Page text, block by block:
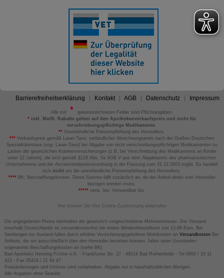
Barrierefreiheitserklärung Kontakt AGB Datenschutz Impressum
Alle mit
gekennzeichneten Felder sind Pflichtangaben.
*inkl. MwSt. Rabatte gelten auf den Apothekenverkaufspreis und nicht für
verschreibungspflichtige Medikamente.
** Unverbindliche Preisempfehlung des Herstellers.
*** Verkaufspreis gemäß Lauer-Taxe; verbindlicher Abrechnungspreis nach der Großen Deutschen
Spezialitätentaxe (sog. Lauer-Taxe) bei Abgabe von nicht verschreibungspflichtigen Medikamenten zu
Lasten der gesetzlichen Krankenversicherungen (z.B. bei Verschreibung des Medikaments an Kinder
unter 12 Jahren), die sich gemäß §129 Abs. 5a SGB V aus dem Abgabepreis des pharmazeutischen
Unternehmens und der Arzneimittelpreisverordnung in der Fassung zum 31.12.2003 ergibt. Es handelt
sich nicht um die unverbindliche Preisempfehlung des Herstellers.
****BK: Beschaffungskosten. Diese Summe fällt zusätzlich an, da der Artikel direkt vom Hersteller
bezogen werden muss.
*****verw. bis: Verwendbar bis.
Hier können Sie Ihre Cookie-Zustimmung widerrufen
Die angegebenen Preise beinhalten die gesetzlich vorgeschriebene Mehrwertsteuer. Der Versand
innerhalb Deutschlands ist versandkostenfrei bei einem Mindestbestellwert von 13,99 Euro. Bei
Sendungen ins Ausland fallen durch erhöhte Versicherungsgebühren Mehrkosten an VersandkostenBei
Artikeln, die wir ausschließlich über den Hersteller beziehen können, fallen unter Umständen
sogenannte Beschaffungskosten an (siehe BK).
Bad Apotheke Henning Fichter e.K. - Frankfurter Str. 27 - 49214 Bad Rothenfelde - Tel 0800 / 10 11
422 - Fax 05424 / 21 64 47
Preisänderungen und Irrtümer sind vorbehalten. Abgabe nur in haushaltsüblichen Mengen.
Alle Angaben ohne Gewähr.